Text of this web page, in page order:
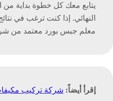
يتابع معك كل خطوة بداية من
النهائي. إذا كنت ترغب في
معلم جبس بورد معتمد من
إقرأ أيضاً: شركة تركيب